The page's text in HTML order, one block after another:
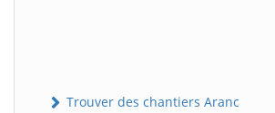
Trouver des chantiers Aranc